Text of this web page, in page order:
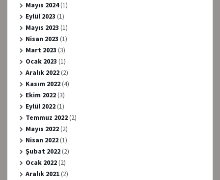
Mayıs 2024(1)
Eylül 2023 (1)
Mayıs 2023 (1)
Nisan 2023 (1)
Mart 2023 (3)
Ocak 2023 (1)
Aralık 2022(2)
Kasım 2022(4)
Ekim 2022(3)
Eylül 2022(1)
Temmuz 2022(2)
Mayıs 2022(2)
Nisan 2022(1)
Şubat 2022(2)
Ocak 2022(2)
Aralık 2021(2)